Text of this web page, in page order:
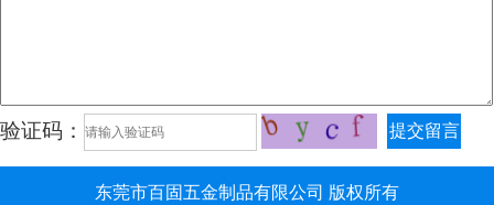
验证码： 提交留言
东莞市百固五金制品有限公司 版权所有